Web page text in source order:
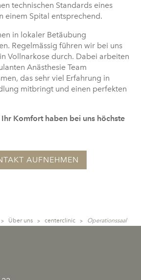
technischen Standards eines
einem Spital entsprechend.
in lokaler Betäubung
Regelmässig führen wir bei uns
Vollnarkose durch. Dabei arbeiten
Anästhesie Team
das sehr viel Erfahrung in
mitbringt und einen perfekten
Komfort haben bei uns höchste
AUFNEHMEN
> Über uns > centerclinic > Operationssaal